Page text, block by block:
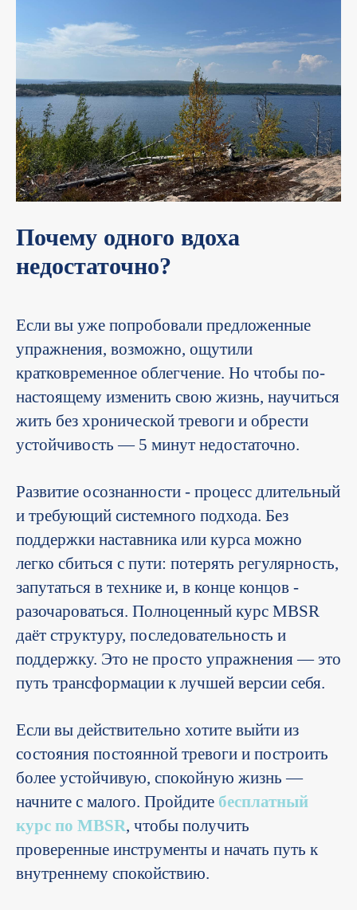
Почему одного вдоха
недостаточно?
Если вы уже попробовали предложенные
упражнения, возможно, ощутили
кратковременное облегчение. Но чтобы по-
настоящему изменить свою жизнь, научиться
жить без хронической тревоги и обрести
устойчивость — 5 минут недостаточно.
Развитие осознанности - процесс длительный
и требующий системного подхода. Без
поддержки наставника или курса можно
легко сбиться с пути: потерять регулярность,
запутаться в технике и, в конце концов -
разочароваться. Полноценный курс MBSR
даёт структуру, последовательность и
поддержку. Это не просто упражнения — это
путь трансформации к лучшей версии себя.
Если вы действительно хотите выйти из
состояния постоянной тревоги и построить
более устойчивую, спокойную жизнь —
начните с малого. Пройдите бесплатный
курс по MBSR, чтобы получить
проверенные инструменты и начать путь к
внутреннему спокойствию.